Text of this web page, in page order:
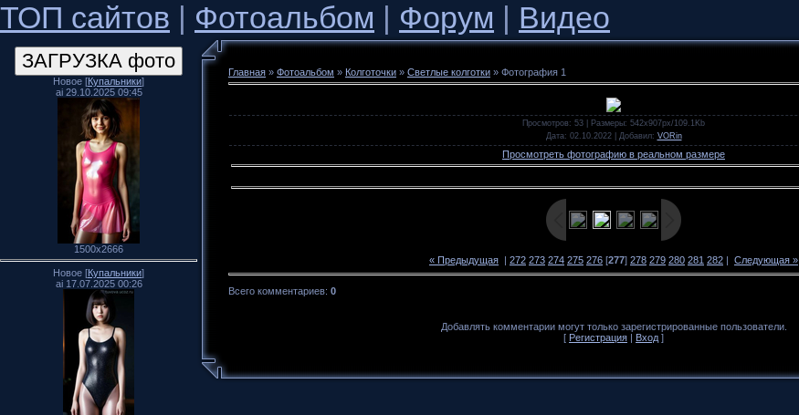
ТОП сайтов | Фотоальбом | Форум | Видео
Новое [Купальники]
ai 29.10.2025 09:45
1500x2666
Новое [Купальники]
ai 17.07.2025 00:26
Главная » Фотоальбом » Колготочки » Светлые колготки » Фотография 1
Просмотров: 53 | Размеры: 542x907px/109.1Kb
Дата: 02.10.2022 | Добавил: VORin
Просмотреть фотографию в реальном размере
« Предыдущая | 272 273 274 275 276 [277] 278 279 280 281 282 | Следующая »
Всего комментариев: 0
Добавлять комментарии могут только зарегистрированные пользователи.
[ Регистрация Вход ]